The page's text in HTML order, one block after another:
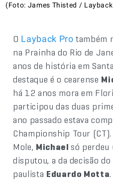
(Foto: James Thisted /
O Layback Pro também
na Prainha do Rio de
anos de história em
destaque é o cearense
há 12 anos mora em
participou das duas
ano passado estava
Championship Tour (CT).
Mole, Michaelsó perdeu
disputou, a da decisão
paulista Eduardo Motta